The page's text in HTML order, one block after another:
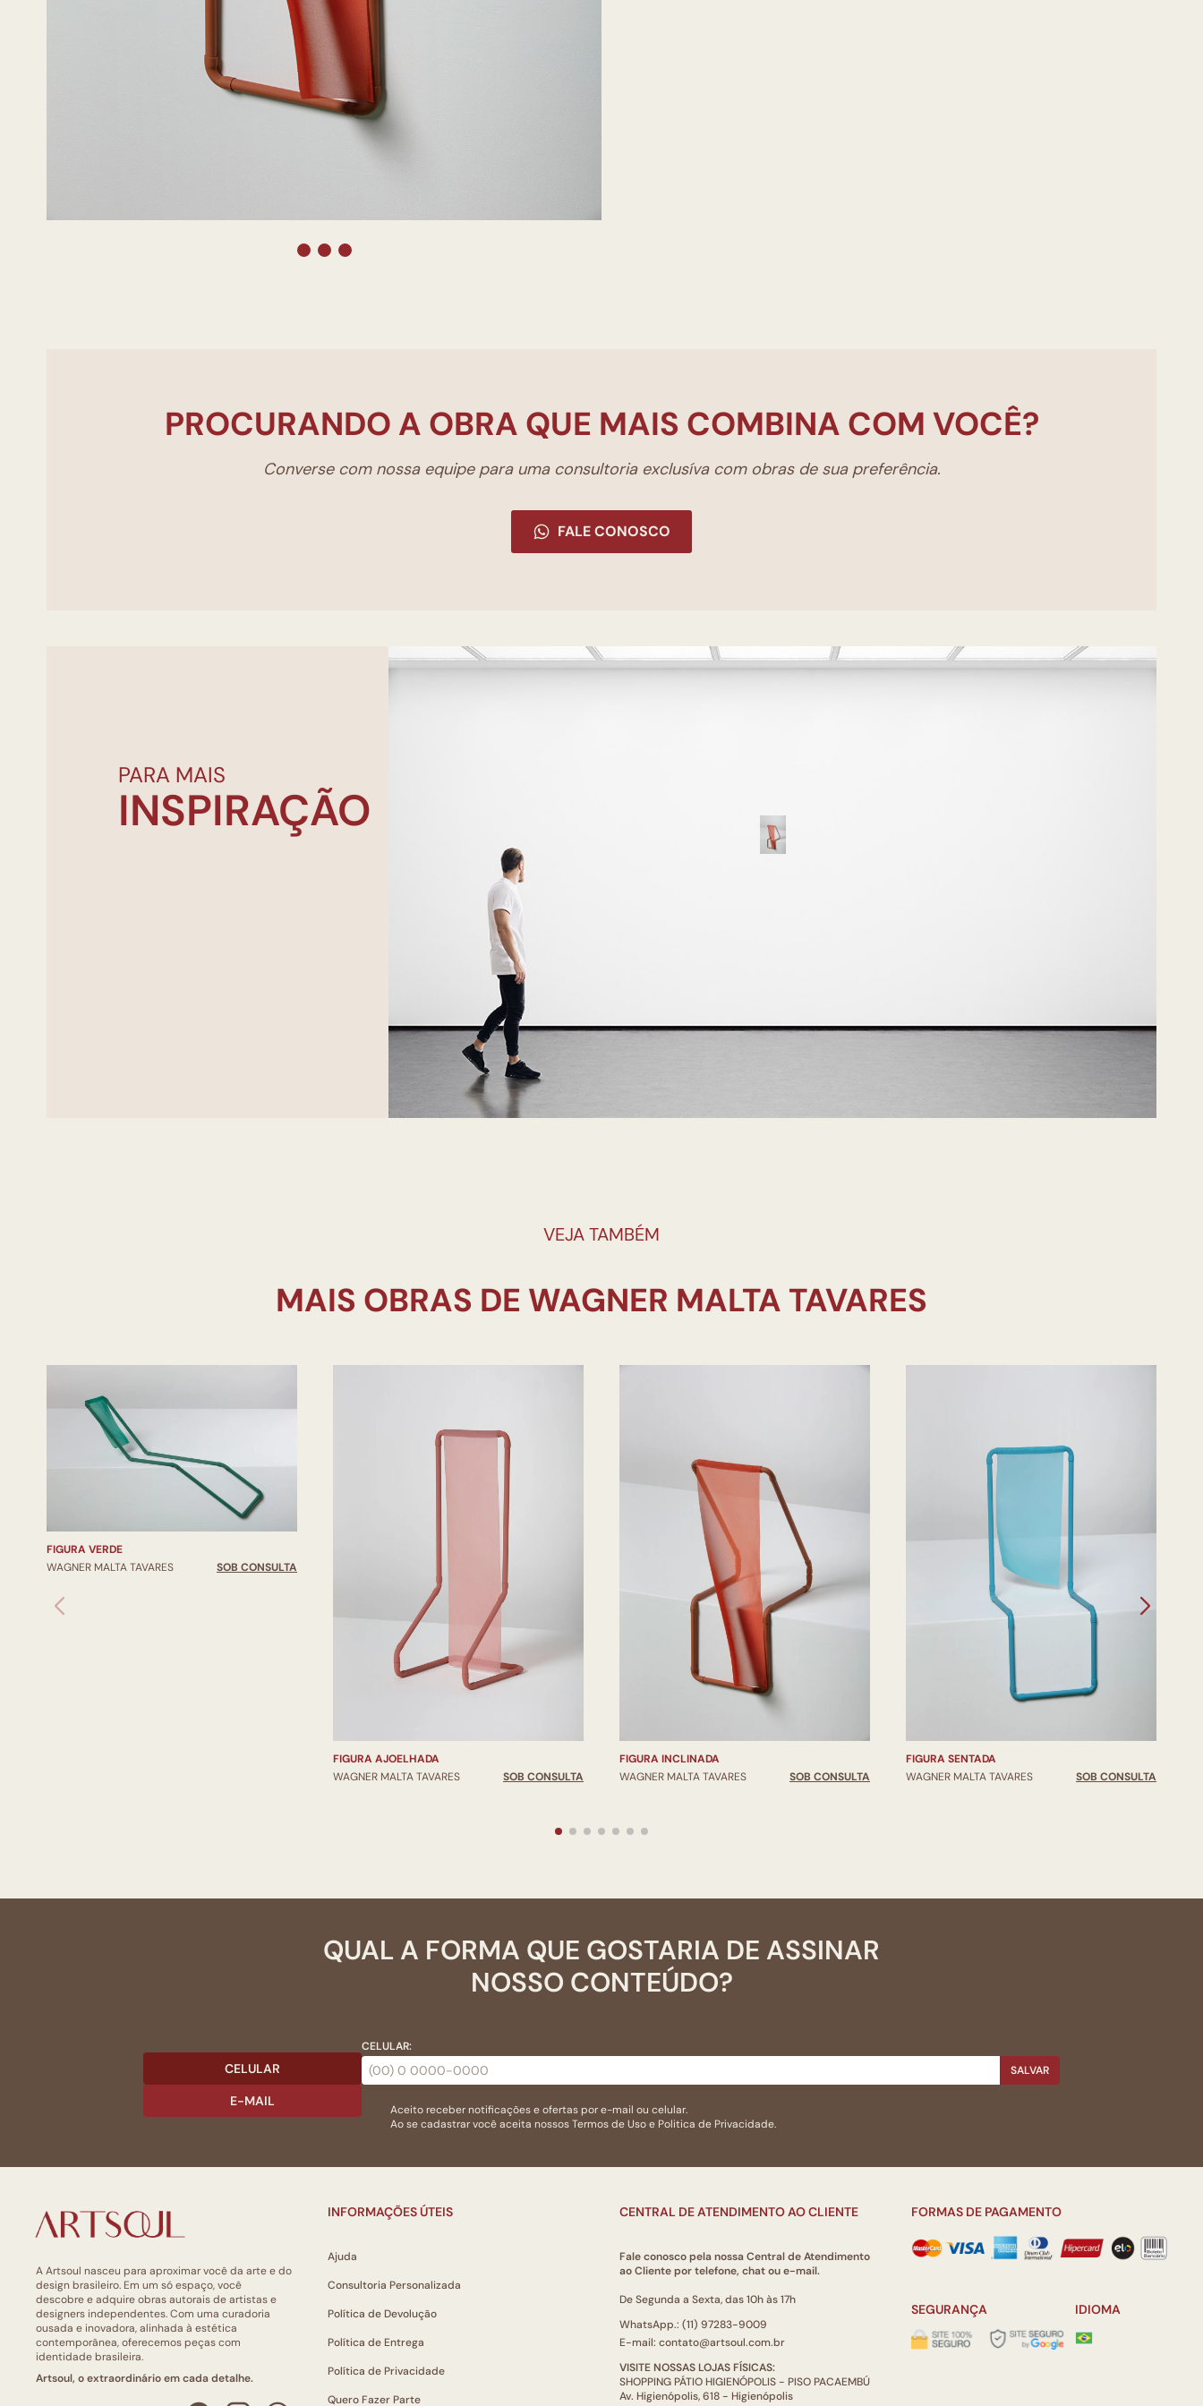
PROCURANDO A OBRA QUE MAIS COMBINA COM VOCÊ?
Converse com nossa equipe para uma consultoria exclusíva com obras de sua preferência.
FALE CONOSCO
PARA MAIS
INSPIRAÇÃO
VEJA TAMBÉM
FIGURA VERDE
WAGNER MALTA TAVARES
SOB CONSULTA
FIGURA AJOELHADA
WAGNER MALTA TAVARES
SOB CONSULTA
FIGURA INCLINADA
WAGNER MALTA TAVARES
SOB CONSULTA
FIGURA SENTADA
WAGNER MALTA TAVARES
SOB CONSULTA
QUAL A FORMA QUE GOSTARIA DE ASSINAR
NOSSO CONTEÚDO?
CELULAR
E-MAIL
CELULAR:
SALVAR
Aceito receber notificações e ofertas por e-mail ou celular.
Ao se cadastrar você aceita nossosTermos de Usoe Politica de Privacidade.
A Artsoul nasceu para aproximar você da arte e do
design brasileiro. Em um só espaço, você
descobre e adquire obras autorais de artistas e
designers independentes. Com uma curadoria
ousada e inovadora, alinhada à estética
contemporânea, oferecemos peças com
identidade brasileira.
Artsoul, o extraordinário em cada detalhe.
INFORMAÇÕES ÚTEIS
Ajuda
Consultoria Personalizada
Política de Devolução
Política de Entrega
Política de Privacidade
Quero Fazer Parte
CENTRAL DE ATENDIMENTO AO CLIENTE
Fale conosco pela nossa Central de Atendimento
ao Cliente por telefone, chat ou e-mail.
De Segunda a Sexta, das 10h às 17h
WhatsApp.: (11) 97283-9009
E-mail: contato@artsoul.com.br
VISITE NOSSAS LOJAS FÍSICAS:
SHOPPING PÁTIO HIGIENÓPOLIS - PISO PACAEMBÚ
Av. Higienópolis, 618 - Higienópolis
FORMAS DE PAGAMENTO
SEGURANÇA IDIOMA